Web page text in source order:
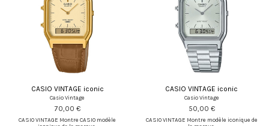
CASIO VINTAGE iconic
Casio Vintage
70,00 €
CASIO VINTAGE Montre CASIO modèle
CASIO VINTAGE iconic
Casio Vintage
50,00 €
CASIO VINTAGE Montre modèle iconique de